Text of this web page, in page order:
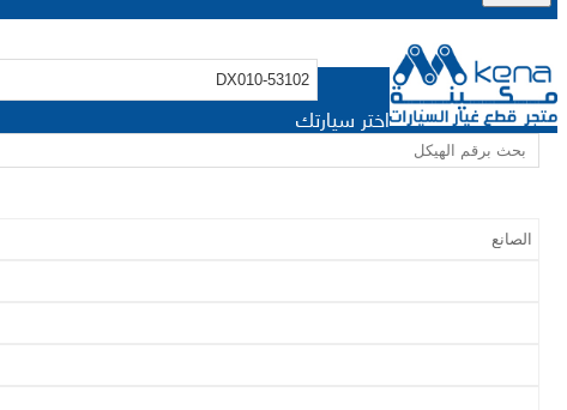
اختر سيارتك